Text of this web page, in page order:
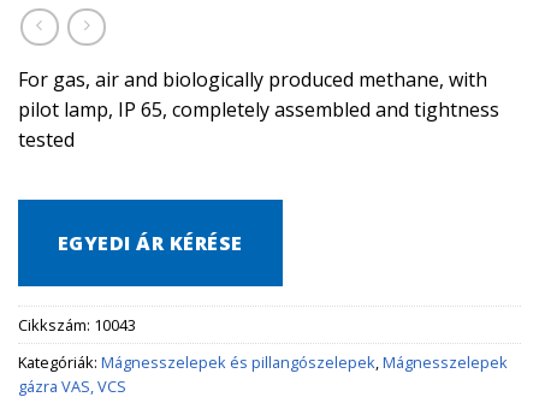
For gas, air and biologically produced methane, with
pilot lamp, IP 65, completely assembled and tightness
tested
EGYEDI ÁR KÉRÉSE
Cikkszám: 10043
Kategóriák: Mágnesszelepek és pillangószelepek,Mágnesszelepek
gázra VAS, VCS